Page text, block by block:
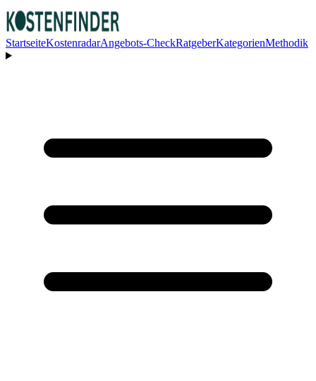
StartseiteKostenradarAngebots-CheckRatgeberKategorienMethodik